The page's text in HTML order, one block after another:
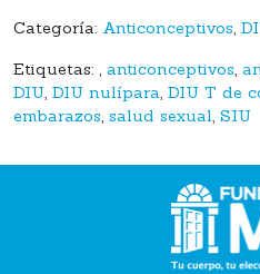
Categoría: Anticonceptivos,
Etiquetas: , anticonceptivos,
DIU, DIU nulípara, DIU T de
embarazos, salud sexual, SIU